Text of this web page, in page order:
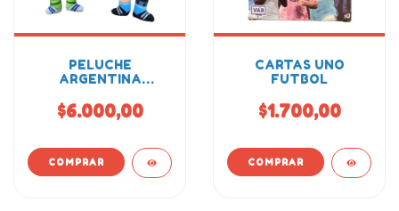
PELUCHE
ARGENTINA
$6.000,00
CARTAS UNO
FUTBOL
$1.700,00